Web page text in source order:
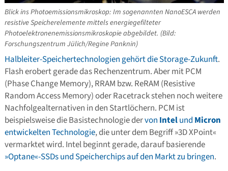
Blick ins Photoemissionsmikroskop: Im sogenannten NanoESCA werden
resistive Speicherelemente mittels energiegefilteter
Photoelektronenemissionsmikroskopie abgebildet. (Bild:
Forschungszentrum Jülich/Regine Panknin)
Halbleiter-Speichertechnologien gehört die Storage-Zukunft.
Flash erobert gerade das Rechenzentrum. Aber mit PCM
(Phase Change Memory), RRAM bzw. ReRAM (Resistive
Random Access Memory) oder Racetrack stehen noch weitere
Nachfolgealternativen in den Startlöchern. PCM ist
beispielsweise die Basistechnologie dervon Intelund Micron
entwickelten Technologie, die unter dem Begriff »3D XPoint«
vermarktet wird. Intel beginnt gerade, darauf basierende
»Optane«-SSDs und Speicherchips auf den Markt zu bringen.